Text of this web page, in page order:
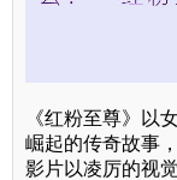
《红粉至尊》以
崛起的传奇故事
影片以凌厉的视